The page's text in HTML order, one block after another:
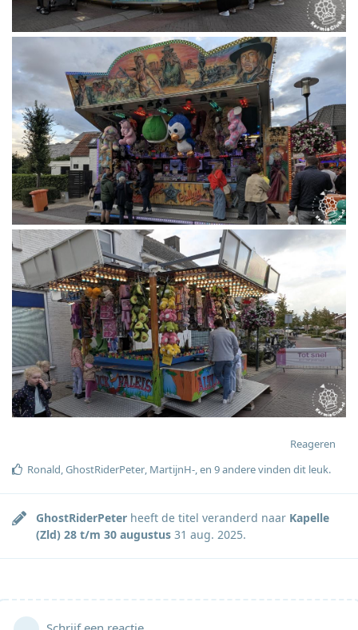
Reageren
Ronald,GhostRiderPeter, MartijnH-, en 9anderevinden dit leuk.
GhostRiderPeter heeft de titel veranderd naar Kapelle
(Zld) 28 t/m 30 augustus 31 aug. 2025.